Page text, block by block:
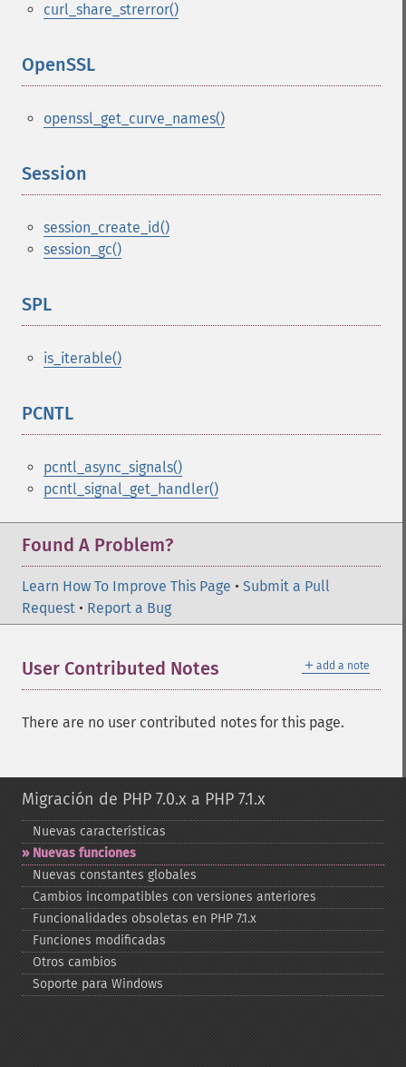
curl_share_strerror()
OpenSSL
openssl_get_curve_names()
Session
session_create_id()
session_gc()
SPL
is_iterable()
PCNTL
pcntl_async_signals()
pcntl_signal_get_handler()
Found A Problem?
Learn How To Improve This Page • Submit a Pull
Request • Report a Bug
＋ add a note
User Contributed Notes
There are no user contributed notes for this page.
Migración de PHP 7.0.x a PHP 7.1.x
Nuevas características
Nuevas funciones
Nuevas constantes globales
Cambios incompatibles con versiones anteriores
Funcionalidades obsoletas en PHP 7.1.x
Funciones modificadas
Otros cambios
Soporte para Windows